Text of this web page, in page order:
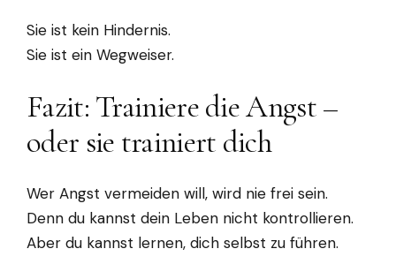
Sie ist kein Hindernis.
Sie ist ein Wegweiser.
Fazit: Trainiere die Angst –
oder sie trainiert dich
Wer Angst vermeiden will, wird nie frei sein.
Denn du kannst dein Leben nicht kontrollieren.
Aber du kannst lernen, dich selbst zu führen.